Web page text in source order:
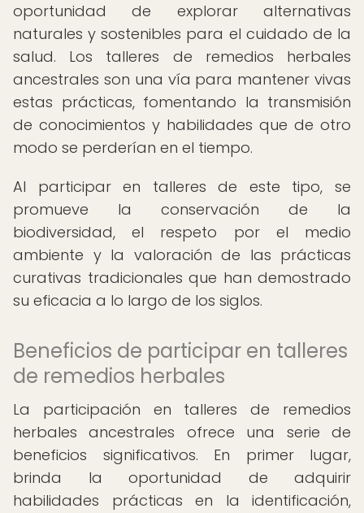
oportunidad de explorar alternativas
naturales y sostenibles para el cuidado de la
salud. Los talleres de remedios herbales
ancestrales son una vía para mantener vivas
estas prácticas, fomentando la transmisión
de conocimientos y habilidades que de otro
modo se perderían en el tiempo.
Al participar en talleres de este tipo, se
promueve la conservación de la
biodiversidad, el respeto por el medio
ambiente y la valoración de las prácticas
curativas tradicionales que han demostrado
su eficacia a lo largo de los siglos.
Beneficios de participar en talleres
de remedios herbales
La participación en talleres de remedios
herbales ancestrales ofrece una serie de
beneficios significativos. En primer lugar,
brinda la oportunidad de adquirir
habilidades prácticas en la identificación,